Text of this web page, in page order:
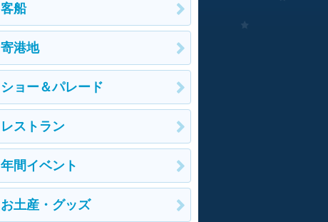
客船
寄港地
ショー＆パレード
レストラン
年間イベント
お土産・グッズ